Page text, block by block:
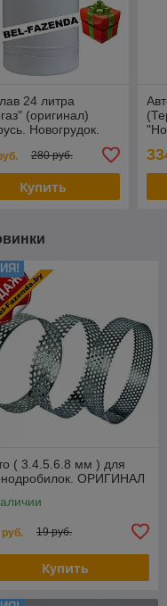
24 литра
(оригинал)
Новогрудок.
280 руб.
Купить
( 3.4.5.6.8 мм ) для
ОРИГИНАЛ
руб. 19 руб.
Купить